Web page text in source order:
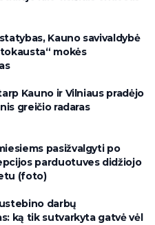
Kauno savivaldybė
mokės
Kauno ir Vilniaus pradėjo
greičio radaras
pasižvalgyti po
parduotuves didžiojo
(foto)
darbų
ką tik sutvarkyta gatvė vėl